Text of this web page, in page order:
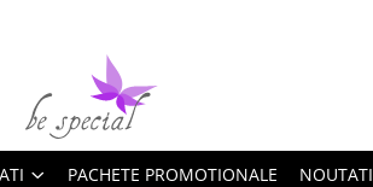
PACHETE PROMOTIONALE NOUTATI